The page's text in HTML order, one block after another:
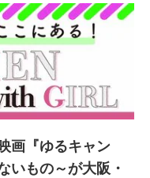
画『ゆるキャン
いもの～が大阪・